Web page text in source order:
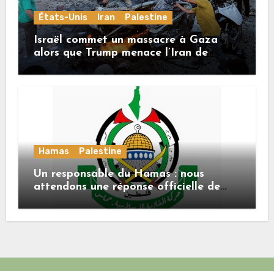
États-Unis Iran Palestine
Israël commet un massacre à Gaza
alors que Trump menace l’Iran de
«décapitation»
Hamas Palestine
Un responsable du Hamas : nous
attendons une réponse officielle de
Mladenov concernant la feuille de
route de la deuxième phase de l’accord